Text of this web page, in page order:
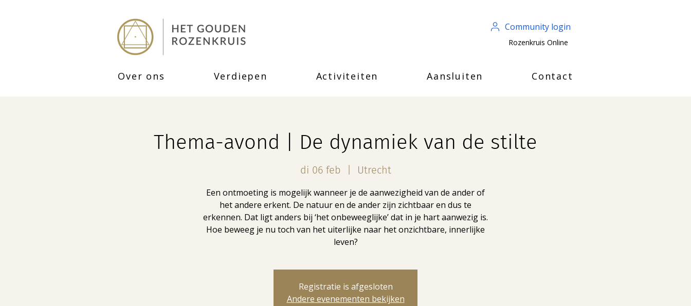
Community login
Rozenkruis Online
Over ons Verdiepen Activiteiten Aansluiten Contact
Thema-avond | De dynamiek van de stilte
di 06 feb Utrecht
Een ontmoeting is mogelijk wanneer je de aanwezigheid van de ander of
het andere erkent. De natuur en de ander zijn zichtbaar en dus te
erkennen. Dat ligt anders bij ‘het onbeweeglijke’ dat in je hart aanwezig is.
Hoe beweeg je nu toch van het uiterlijke naar het onzichtbare, innerlijke
leven?
Registratie is afgesloten
Andere evenementen bekijken